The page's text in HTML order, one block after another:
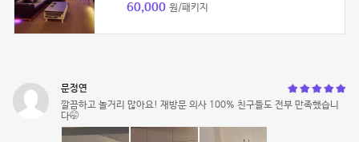
60,000 원/패키지
문정연
깔끔하고 놀거리 많아요! 재방문 의사 100% 친구들도 전부 만족했습니
다🤭